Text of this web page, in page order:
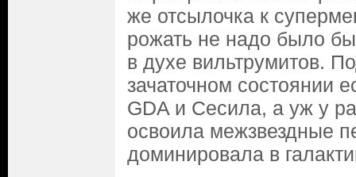
же отсылочка к
рожать не надо было
в духе вильтрумитов.
зачаточном состоянии
GDA и Сесила, а уж у
освоила межзвездные
доминировала в